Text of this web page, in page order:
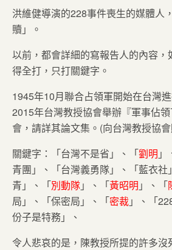
洪維健導演的228事件喪生的媒體人
贖」。
以前，都會詳細的寫報告人的內容
得全打，只打關鍵字。
1945年10月聯合占領軍開始在台灣
2015年台灣教授協會舉辦『軍事佔
會，請詳其論文集。(向台灣教授協
關鍵字：「台灣不是省」、「劉明 」
青團」、「台灣義勇隊」、「藍衣
青」、「別動隊」、「黃昭明 」、「
局」、「保密局」、「密裁」、「
份子是特務」、
令人悲哀的是，陳教授所提的許多沒